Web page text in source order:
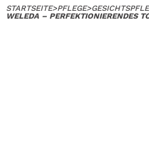
STARTSEITE>PFLEGE>
WELEDA – PERFEKTIONIERENDES